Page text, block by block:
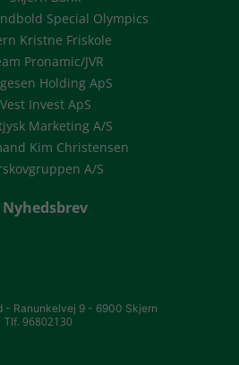
Special Olympics
Kristne Friskole
Pronamic/JVR
Holding ApS
Vest Invest ApS
Marketing A/S
Kim Christensen
A/S
Nyhedsbrev
- Ranunkelvej 9 - 6900 Skjern
Tlf. 96802130